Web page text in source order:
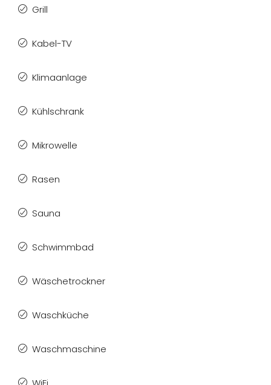
Grill
Kabel-TV
Klimaanlage
Kühlschrank
Mikrowelle
Rasen
Sauna
Schwimmbad
Wäschetrockner
Waschküche
Waschmaschine